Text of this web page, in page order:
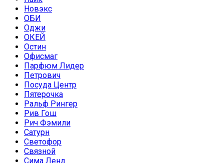
Новэкс
ОБИ
Оджи
ОКЕЙ
Остин
Офисмаг
Парфюм Лидер
Петрович
Посуда Центр
Пятерочка
Ральф Рингер
Рив Гош
Рич Фэмили
Сатурн
Светофор
Связной
Сима Ленд